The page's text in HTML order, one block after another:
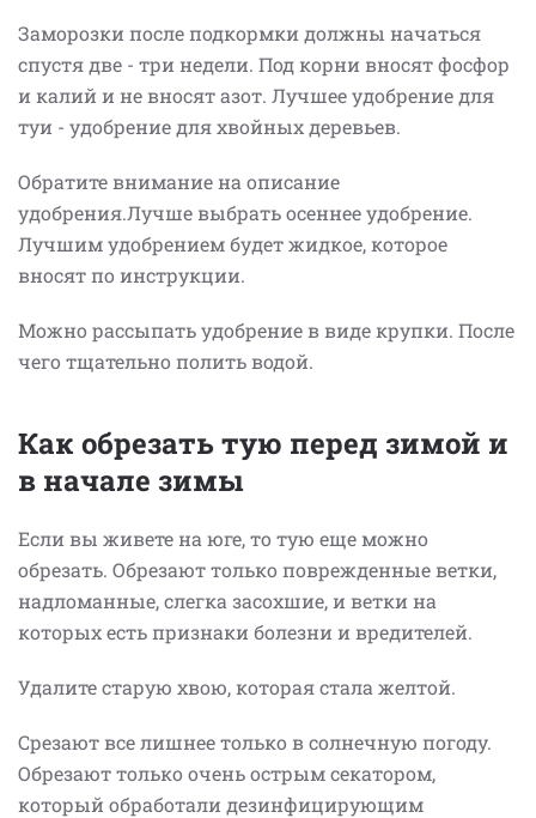
Заморозки после подкормки должны начаться
спустя две - три недели. Под корни вносят фосфор
и калий и не вносят азот. Лучшее удобрение для
туи - удобрение для хвойных деревьев.
Обратите внимание на описание
удобрения.Лучше выбрать осеннее удобрение.
Лучшим удобрением будет жидкое, которое
вносят по инструкции.
Можно рассыпать удобрение в виде крупки. После
чего тщательно полить водой.
Как обрезать тую перед зимой и
в начале зимы
Если вы живете на юге, то тую еще можно
обрезать. Обрезают только поврежденные ветки,
надломанные, слегка засохшие, и ветки на
которых есть признаки болезни и вредителей.
Удалите старую хвою, которая стала желтой.
Срезают все лишнее только в солнечную погоду.
Обрезают только очень острым секатором,
который обработали дезинфицирующим